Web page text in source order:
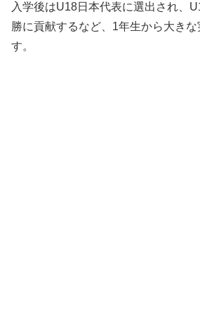
入学後はU18日本代表に選出され、
勝に貢献するなど、1年生から大きな
す。